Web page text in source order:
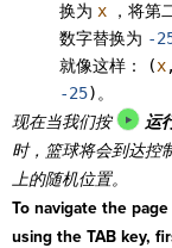
换为 x ，将第
数字替换为 -
就像这样：
(x,
-25)。
现在当我们按
运
时，篮球将会到达控
上的随机位置。
To navigate the page
using the TAB key,